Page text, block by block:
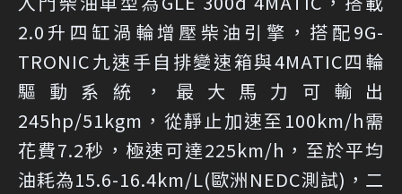
2.0升四缸渦輪增壓柴油引擎，搭配9G-
TRONIC九速手自排變速箱與4MATIC四輪
驅動系統，最大馬力可輸出
245hp/51kgm，從靜止加速至100km/h需
花費7.2秒，極速可達225km/h，至於平均
油耗為15.6-16.4km/L(歐洲NEDC測試)，二